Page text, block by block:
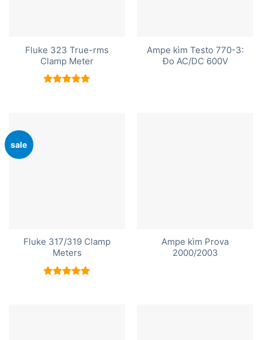
Fluke 323 True-rms
Clamp Meter
Ampe kìm Testo 770-3:
Đo AC/DC 600V
sale
Fluke 317/319 Clamp
Meters
Ampe kìm Prova
2000/2003